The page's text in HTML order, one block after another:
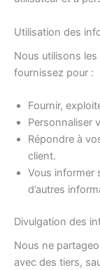
Utilisation des
Nous utilisons
fournissez pour :
Fournir,
Personnaliser
Répondre à
client.
Vous informer
d’autres
Divulgation des
Nous ne
avec des tiers,